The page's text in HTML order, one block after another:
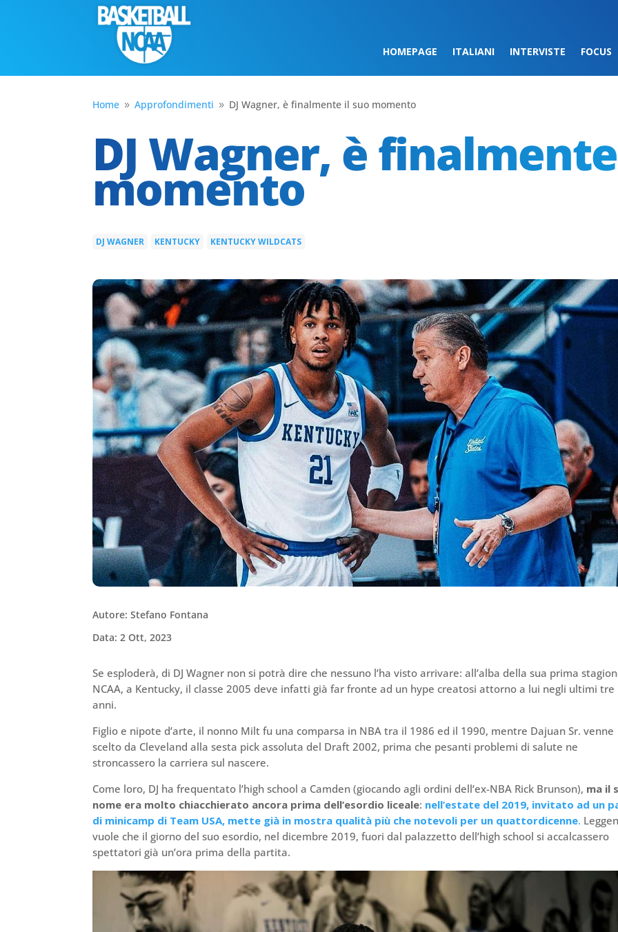
HOMEPAGE ITALIANI INTERVISTE FOCUS
Home 9 Approfondimenti 9 DJ Wagner, è finalmente il suo momento
DJ Wagner, è
momento
DJ WAGNER KENTUCKY KENTUCKY WILDCATS
Autore: Stefano Fontana
Data: 2 Ott, 2023
Se esploderà, di DJ Wagner non si potrà dire che nessuno l’ha visto arrivare: all’alba della sua prima
NCAA, a Kentucky, il classe 2005 deve infatti già far fronte ad un hype creatosi attorno a lui negli ultimi tre
anni.
Figlio e nipote d’arte, il nonno Milt fu una comparsa in NBA tra il 1986 ed il 1990, mentre Dajuan Sr. venne
scelto da Cleveland alla sesta pick assoluta del Draft 2002, prima che pesanti problemi di salute ne
stroncassero la carriera sul nascere.
Come loro, DJ ha frequentato l’high school a Camden (giocando agli ordini dell’ex-NBA Rick Brunson), ma il
nome era molto chiacchierato ancora prima dell’esordio liceale: nell’estate del 2019, invitato ad un
di minicamp di Team USA, mette già in mostra qualità più che notevoli per un quattordicenne.
vuole che il giorno del suo esordio, nel dicembre 2019, fuori dal palazzetto dell’high school si accalcassero
spettatori già un’ora prima della partita.